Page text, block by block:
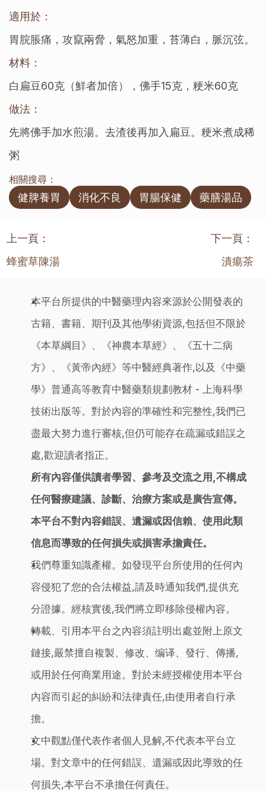
適用於：
胃脘脹痛，攻竄兩脅，氣怒加重，苔薄白，脈沉弦。
材料：
白扁豆60克（鮮者加倍），佛手15克，粳米60克
做法：
先將佛手加水煎湯。去渣後再加入扁豆。粳米煮成稀
粥
相關搜尋：
健脾養胃 消化不良 胃腸保健 藥膳湯品
上一頁：
蜂蜜草陳湯
下一頁：
潰瘍茶
本平台所提供的中醫藥理內容來源於公開發表的
古籍、書籍、期刊及其他學術資源,包括但不限於
《本草綱目》、《神農本草經》、《五十二病
方》、《黃帝內經》等中醫經典著作,以及《中藥
學》普通高等教育中醫藥類規劃教材 - 上海科學
技術出版等。對於內容的準確性和完整性,我們已
盡最大努力進行審核,但仍可能存在疏漏或錯誤之
處,歡迎讀者指正。
所有內容僅供讀者學習、參考及交流之用,不構成
任何醫療建議、診斷、治療方案或是廣告宣傳。
本平台不對內容錯誤、遺漏或因信賴、使用此類
信息而導致的任何損失或損害承擔責任。
我們尊重知識產權。如發現平台所使用的任何內
容侵犯了您的合法權益,請及時通知我們,提供充
分證據。經核實後,我們將立即移除侵權內容。
轉載、引用本平台之內容須註明出處並附上原文
鏈接,嚴禁擅自複製、修改、编译、發行、傳播,
或用於任何商業用途。對於未經授權使用本平台
內容而引起的糾紛和法律責任,由使用者自行承
擔。
文中觀點僅代表作者個人見解,不代表本平台立
場。對文章中的任何錯誤、遺漏或因此導致的任
何損失,本平台不承擔任何責任。